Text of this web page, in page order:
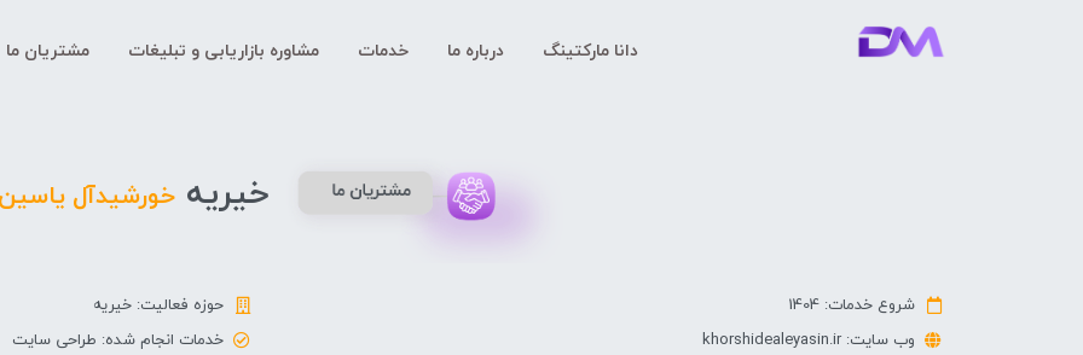
دانا مارکتینگ درباره ما خدمات مشاوره بازاریابی و تبلیغات مشتریان ما
خیریه خورشیدآل
شروع خدمات: 1404
وب سایت: khorshidealeyasin.ir
حوزه فعالیت: خیریه
خدمات انجام شده: طراحی سایت